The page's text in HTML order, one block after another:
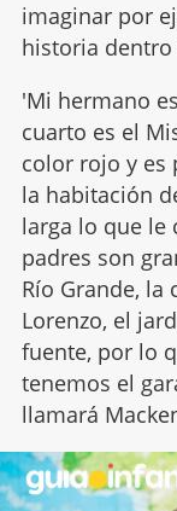
imaginar por
historia dentro
'Mi hermano
cuarto es el
color rojo y es
la habitación
larga lo que le
padres son
Río Grande, la
Lorenzo, el
fuente, por lo
tenemos el
llamará